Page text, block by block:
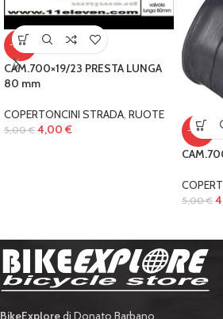
-20%
CAM.700×19/23 PRESTA LUNGA
80 mm
COPERTONCINI STRADA, RUOTE
5,00€ 4,00 € -20%
5,00€
BikeExploredi Donato Barbano